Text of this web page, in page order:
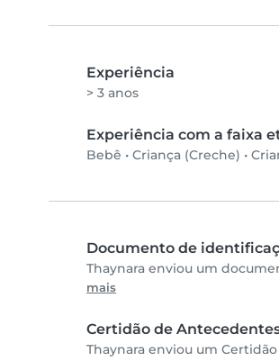
Experiência
> 3 anos
Experiência com a faixa
Bebê • Criança (Creche) •
Documento de
Thaynara enviou um
mais
Certidão de
Thaynara enviou um